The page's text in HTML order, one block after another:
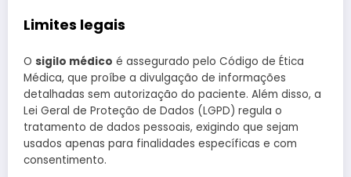
Limites legais
O sigilo médico é assegurado pelo Código de Ética
Médica, que proíbe a divulgação de informações
detalhadas sem autorização do paciente. Além disso, a
Lei Geral de Proteção de Dados (LGPD) regula o
tratamento de dados pessoais, exigindo que sejam
usados apenas para finalidades específicas e com
consentimento.